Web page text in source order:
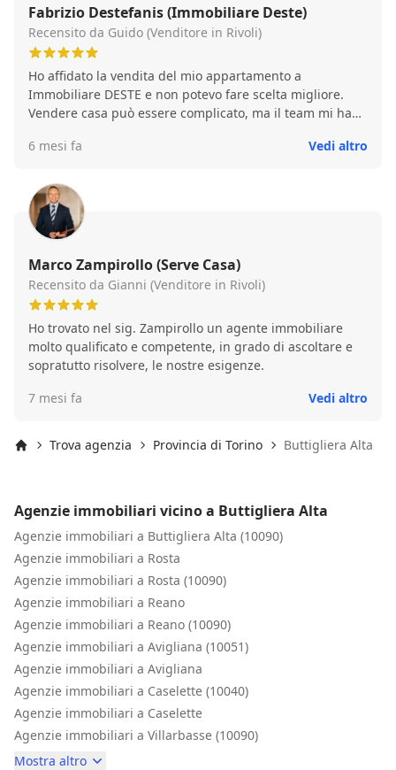
hanno stupito, lui e suo papà, per la loro professionalità,
non solo in termini commerciali, ma anche per le loro
competenze tecniche sugli immobili, sono in grado di
pensa solo alla provvigione, hanno un nome da
difendere. Ho mandato dei miei amici da loro, so che
hanno venduto la loro casa a prezzo pieno, mi hanno
fatto fare pure bella figura 😊. Lo consiglio come agente
Fabrizio Destefanis (Immobiliare Deste)
Recensito da Guido (Venditore in Rivoli)
Ho affidato la vendita del mio appartamento a
Immobiliare DESTE e non potevo fare scelta migliore.
Vendere casa può essere complicato, ma il team mi ha
Valutazione: Onesta e centrata rispetto al mercato
che ha valorizzato l'immobile. • Risultato: Casa venduta
in meno di un mese al prezzo concordato.
6 mesi fa Vedi altro
Marco Zampirollo (Serve Casa)
Recensito da Gianni (Venditore in Rivoli)
Ho trovato nel sig. Zampirollo un agente immobiliare
molto qualificato e competente, in grado di ascoltare e
sopratutto risolvere, le nostre esigenze.
7 mesi fa
Vedi altro
Trova agenzia Provincia di Torino Buttigliera Alta
Agenzie immobiliari vicino a Buttigliera Alta
Agenzie immobiliari a Buttigliera Alta (10090)
Agenzie immobiliari a Rosta
Agenzie immobiliari a Rosta (10090)
Agenzie immobiliari a Reano
Agenzie immobiliari a Reano (10090)
Agenzie immobiliari a Avigliana (10051)
Agenzie immobiliari a Avigliana
Agenzie immobiliari a Caselette (10040)
Agenzie immobiliari a Caselette
Agenzie immobiliari a Villarbasse (10090)
Mostra altro